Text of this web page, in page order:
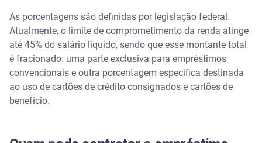
As porcentagens são definidas por legislação federal.
Atualmente, o limite de comprometimento da renda atinge
até 45% do salário líquido, sendo que esse montante total
é fracionado: uma parte exclusiva para empréstimos
convencionais e outra porcentagem específica destinada
ao uso de cartões de crédito consignados e cartões de
benefício.